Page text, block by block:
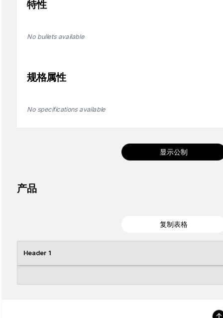
特性
No bullets available
规格属性
No specifications available
显示公制
产品
复制表格
Header 1